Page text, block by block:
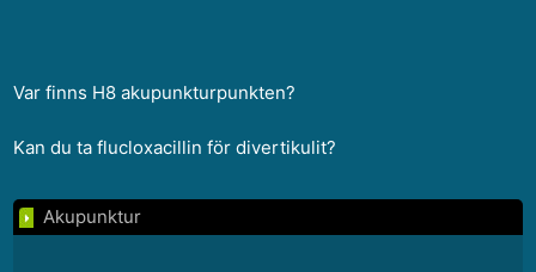
Var finns H8 akupunkturpunkten?
Kan du ta flucloxacillin för divertikulit?
Akupunktur